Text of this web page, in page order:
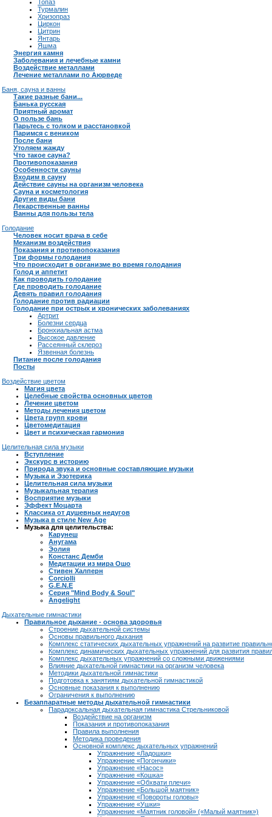
Топаз
Турмалин
Хризопраз
Циркон
Цитрин
Янтарь
Яшма
Энергия камня
Заболевания и лечебные камни
Воздействие металлами
Лечение металлами по Аюрведе
Баня, сауна и ванны
Такие разные бани...
Банька русская
Приятный аромат
О пользе бань
Парьтесь с толком и расстановкой
Паримся с веником
После бани
Утоляем жажду
Что такое сауна?
Противопоказания
Особенности сауны
Входим в сауну
Действие сауны на организм человека
Сауна и косметология
Другие виды бани
Лекарственные ванны
Ванны для пользы тела
Голодание
Человек носит врача в себе
Механизм воздействия
Показания и противопоказания
Три формы голодания
Что происходит в организме во время голодания
Голод и аппетит
Как проводить голодание
Где проводить голодание
Девять правил голодания
Голодание против радиации
Голодание при острых и хронических заболеваниях
Артрит
Болезни сердца
Бронхиальная астма
Высокое давление
Рассеянный склероз
Язвенная болезнь
Питание после голодания
Посты
Воздействие цветом
Магия цвета
Целебные свойства основных цветов
Лечение цветом
Методы лечения цветом
Цвета групп крови
Цветомедитация
Цвет и психическая гармония
Целительная сила музыки
Вступление
Экскурс в историю
Природа звука и основные составляющие музыки
Музыка и Эзотерика
Целительная сила музыки
Музыкальная терапия
Восприятие музыки
Эффект Моцарта
Классика от душевных недугов
Музыка в стиле New Age
Музыка для целительства:
Карунеш
Анугама
Эолия
Констанс Демби
Медитации из мира Ошо
Стивен Халперн
Corciolli
G.E.N.E
Серия "Mind Body & Soul"
Angelight
Дыхательные гимнастики
Правильное дыхание - основа здоровья
Строение дыхательной системы
Основы правильного дыхания
Комплекс статических дыхательных упражнений на развитие
Комплекс динамических дыхательных упражнений для развития
Комплекс дыхательных упражнений со сложными движениями
Влияние дыхательной гимнастики на организм человека
Методики дыхательной гимнастики
Подготовка к занятиям дыхательной гимнастикой
Основные показания к выполнению
Ограничения к выполнению
Безаппаратные методы дыхательной гимнастики
Парадоксальная дыхательная гимнастика Стрельниковой
Воздействие на организм
Показания и противопоказания
Правила выполнения
Методика проведения
Основной комплекс дыхательных упражнений
Упражнение «Ладошки»
Упражнение «Погончики»
Упражнение «Насос»
Упражнение «Кошка»
Упражнение «Обхвати плечи»
Упражнение «Большой маятник»
Упражнение «Повороты головы»
Упражнение «Ушки»
Упражнение «Маятник головой» («Малый маятник»)